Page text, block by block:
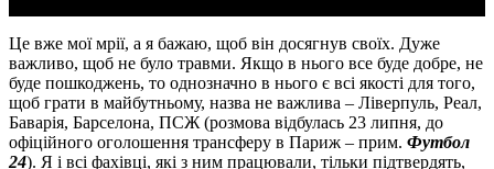
Це вже мої мрії, а я бажаю, щоб він досягнув своїх. Дуже
важливо, щоб не було травми. Якщо в нього все буде добре, не
буде пошкоджень, то однозначно в нього є всі якості для того,
щоб грати в майбутньому, назва не важлива – Ліверпуль, Реал,
Баварія, Барселона, ПСЖ (розмова відбулась 23 липня, до
офіційного оголошення трансферу в Париж – прим. Футбол
24). Я і всі фахівці, які з ним працювали, тільки підтвердять,